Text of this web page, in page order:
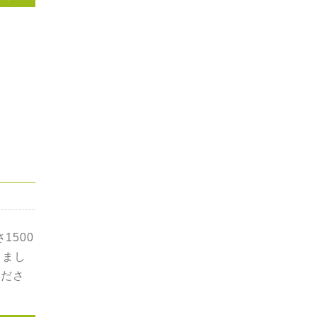
1500
し
さ